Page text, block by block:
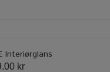
Interiørglans
kr